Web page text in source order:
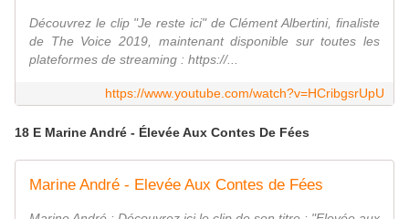
Découvrez le clip "Je reste ici" de Clément Albertini, finaliste
de The Voice 2019, maintenant disponible sur toutes les
plateformes de streaming : https://...
https://www.youtube.com/watch?v=HCribgsrUpU
18 E Marine André - Élevée Aux Contes De Fées
Marine André - Elevée Aux Contes de Fées